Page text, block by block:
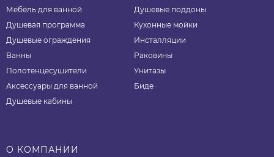
Мебель для ванной
Душевая программа
Душевые ограждения
Ванны
Полотенцесушители
Аксессуары для ванной
Душевые кабины
Душевые поддоны
Кухонные мойки
Инсталляции
Раковины
Унитазы
Биде
О КОМПАНИИ